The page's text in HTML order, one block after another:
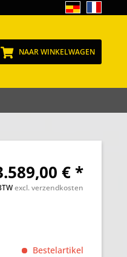
NAAR WINKELWAGEN
€ *
excl. verzendkosten
Bestelartikel